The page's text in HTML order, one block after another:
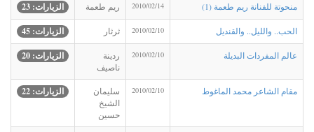
منحوتة للفنانة ريم طعمة (1) 2010/02/14 ريم طعمة الزيارات: 23
الحب.. والليل.. والقنديل 2010/02/10 ثرثار الزيارات: 45
عالم المفردات البديلة 2010/02/10
ردينة
ناصيف
الزيارات: 20
مقام الشاعر محمد الماغوط 2010/02/10
سليمان
الشيخ
حسين
الزيارات: 22